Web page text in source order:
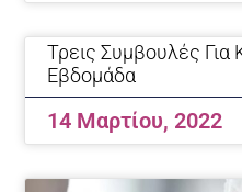
Τρεις Συμβουλές Για
Εβδομάδα
14 Μαρτίου, 2022